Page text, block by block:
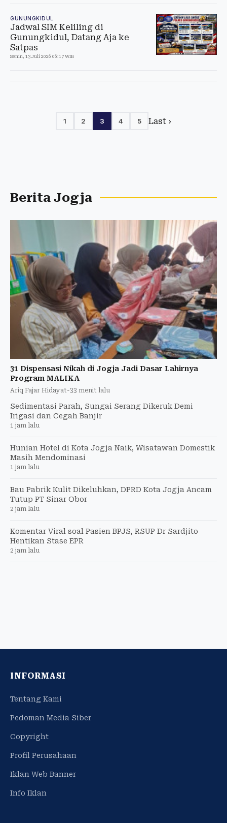
GUNUNGKIDUL
Jadwal SIM Keliling di
Gunungkidul, Datang Aja ke
Satpas
Senin, 13 Juli 2026 06:17 WIB
1 2 3 4 5 Last ›
Berita Jogja
31 Dispensasi Nikah di Jogja Jadi Dasar Lahirnya
Program MALIKA
Ariq Fajar Hidayat-33 menit lalu
Sedimentasi Parah, Sungai Serang Dikeruk Demi
Irigasi dan Cegah Banjir
1 jam lalu
Hunian Hotel di Kota Jogja Naik, Wisatawan Domestik
Masih Mendominasi
1 jam lalu
Bau Pabrik Kulit Dikeluhkan, DPRD Kota Jogja Ancam
Tutup PT Sinar Obor
2 jam lalu
Komentar Viral soal Pasien BPJS, RSUP Dr Sardjito
Hentikan Stase EPR
2 jam lalu
INFORMASI
Tentang Kami
Pedoman Media Siber
Copyright
Profil Perusahaan
Iklan Web Banner
Info Iklan